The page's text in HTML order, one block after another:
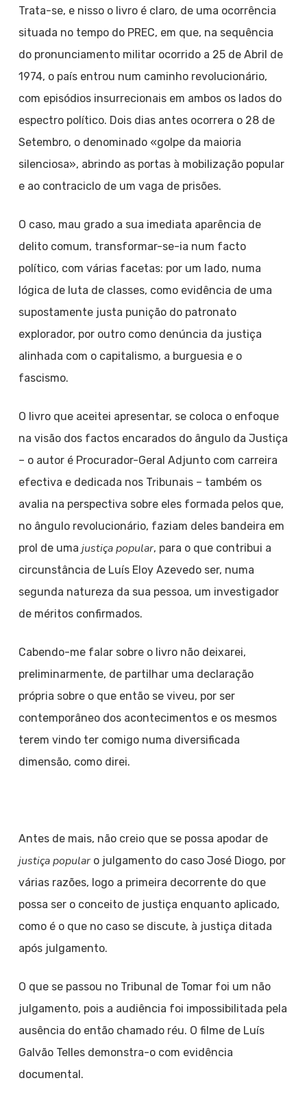
Trata-se, e nisso o livro é claro, de uma ocorrência
situada no tempo do PREC, em que, na sequência
do pronunciamento militar ocorrido a 25 de Abril de
1974, o país entrou num caminho revolucionário,
com episódios insurrecionais em ambos os lados do
espectro político. Dois dias antes ocorrera o 28 de
Setembro, o denominado «golpe da maioria
silenciosa», abrindo as portas à mobilização popular
e ao contraciclo de um vaga de prisões.
O caso, mau grado a sua imediata aparência de
delito comum, transformar-se-ia num facto
político, com várias facetas: por um lado, numa
lógica de luta de classes, como evidência de uma
supostamente justa punição do patronato
explorador, por outro como denúncia da justiça
alinhada com o capitalismo, a burguesia e o
fascismo.
O livro que aceitei apresentar, se coloca o enfoque
na visão dos factos encarados do ângulo da Justiça
– o autor é Procurador-Geral Adjunto com carreira
efectiva e dedicada nos Tribunais – também os
avalia na perspectiva sobre eles formada pelos que,
no ângulo revolucionário, faziam deles bandeira em
prol de uma justiça popular, para o que contribui a
circunstância de Luís Eloy Azevedo ser, numa
segunda natureza da sua pessoa, um investigador
de méritos confirmados.
Cabendo-me falar sobre o livro não deixarei,
preliminarmente, de partilhar uma declaração
própria sobre o que então se viveu, por ser
contemporâneo dos acontecimentos e os mesmos
terem vindo ter comigo numa diversificada
dimensão, como direi.
Antes de mais, não creio que se possa apodar de
justiça popularo julgamento do caso José Diogo, por
várias razões, logo a primeira decorrente do que
possa ser o conceito de justiça enquanto aplicado,
como é o que no caso se discute, à justiça ditada
após julgamento.
O que se passou no Tribunal de Tomar foi um não
julgamento, pois a audiência foi impossibilitada pela
ausência do então chamado réu. O filme de Luís
Galvão Telles demonstra-o com evidência
documental.